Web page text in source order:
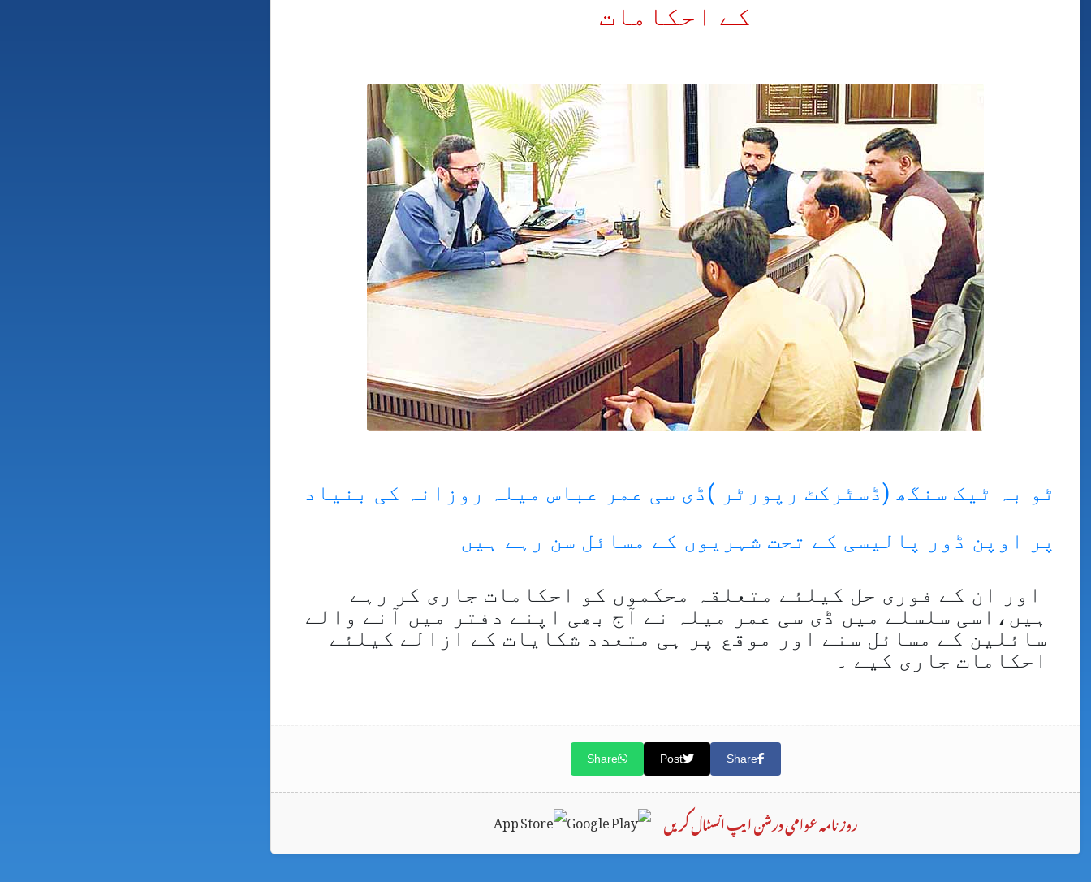
کے احکامات
ٹو بہ ٹیک سنگھ (ڈسٹرکٹ رپورٹر )ڈی سی عمر عباس میلہ روزانہ کی بنیاد
پر اوپن ڈور پالیسی کے تحت شہریوں کے مسائل سن رہے ہیں
اور ان کے فوری حل کیلئے متعلقہ محکموں کو احکامات جاری کر رہے
ہیں،اسی سلسلے میں ڈی سی عمر میلہ نے آج بھی اپنے دفتر میں آنے والے
سائلین کے مسائل سنے اور موقع پر ہی متعدد شکایات کے ازالے کیلئے
احکامات جاری کیے ۔
Share
Post
Share
روزنامہ عوامی درشن ایپ انسٹال کریں